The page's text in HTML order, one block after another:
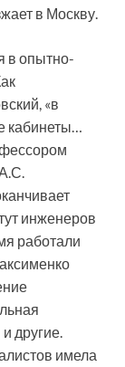
в Москву.
в опытно-
«в
кабинеты…
инженеров
работали
другие.
имела